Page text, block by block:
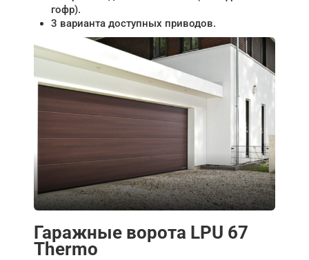
гофр).
3 варианта доступных приводов.
Гаражные ворота LPU 67
Thermo